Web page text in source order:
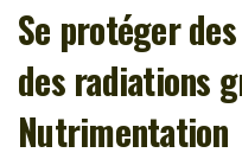
Se protéger
des radiations
Nutrimentation